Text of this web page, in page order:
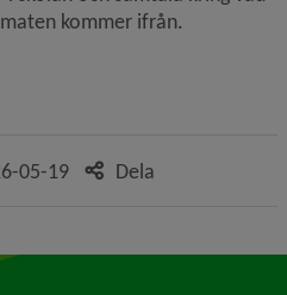
kommer ifrån.
05-19 Dela